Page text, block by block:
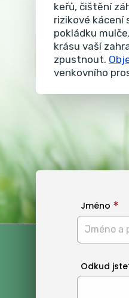
keřů, čištění
rizikové kácení
pokládku
krásu vaší
zpustnout.
venkovního
Jméno
Odkud